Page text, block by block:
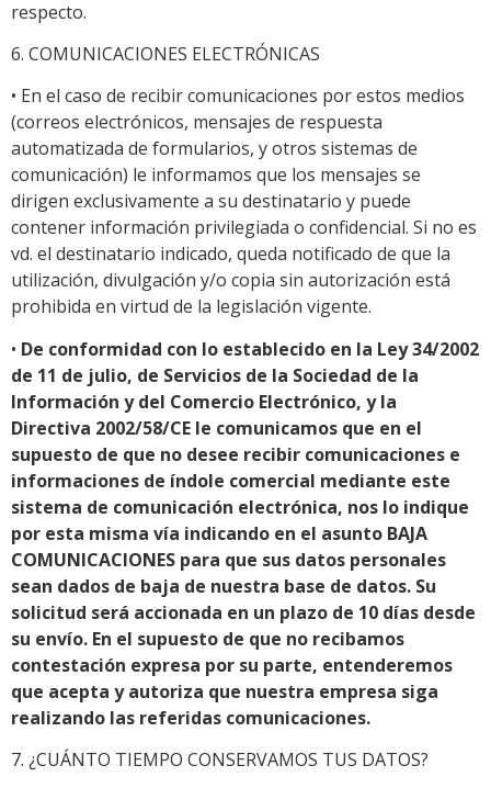
respecto.
6. COMUNICACIONES ELECTRÓNICAS
• En el caso de recibir comunicaciones por estos medios
(correos electrónicos, mensajes de respuesta
automatizada de formularios, y otros sistemas de
comunicación) le informamos que los mensajes se
dirigen exclusivamente a su destinatario y puede
contener información privilegiada o confidencial. Si no es
vd. el destinatario indicado, queda notificado de que la
utilización, divulgación y/o copia sin autorización está
prohibida en virtud de la legislación vigente.
• De conformidad con lo establecido en la Ley 34/2002
de 11 de julio, de Servicios de la Sociedad de la
Información y del Comercio Electrónico, y la
Directiva 2002/58/CE le comunicamos que en el
supuesto de que no desee recibir comunicaciones e
informaciones de índole comercial mediante este
sistema de comunicación electrónica, nos lo indique
por esta misma vía indicando en el asunto BAJA
COMUNICACIONES para que sus datos personales
sean dados de baja de nuestra base de datos. Su
solicitud será accionada en un plazo de 10 días desde
su envío. En el supuesto de que no recibamos
contestación expresa por su parte, entenderemos
que acepta y autoriza que nuestra empresa siga
realizando las referidas comunicaciones.
7. ¿CUÁNTO TIEMPO CONSERVAMOS TUS DATOS?